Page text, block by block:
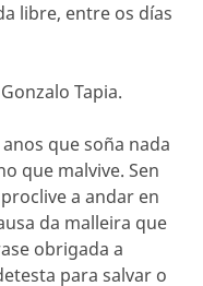
libre, entre os días
Tapia.
que soña nada
que malvive. Sen
a andar en
da malleira que
obrigada a
para salvar o